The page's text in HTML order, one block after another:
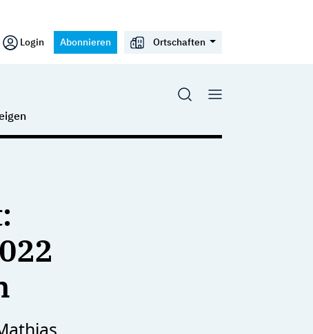
Login Abonnieren Ortschaften